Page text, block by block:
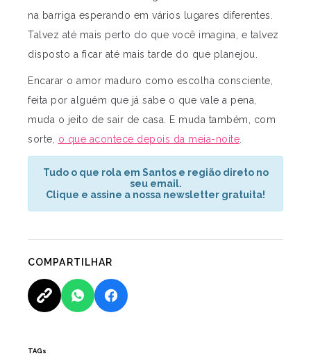
na barriga esperando em vários lugares diferentes.
Talvez até mais perto do que você imagina, e talvez
disposto a ficar até mais tarde do que planejou.
Encarar o amor maduro como escolha consciente,
feita por alguém que já sabe o que vale a pena,
muda o jeito de sair de casa. E muda também, com
sorte, o que acontece depois da meia-noite.
Tudo o que rola em Santos e região direto no
seu email.
Clique e assine a nossa newsletter gratuita!
COMPARTILHAR
TAGs